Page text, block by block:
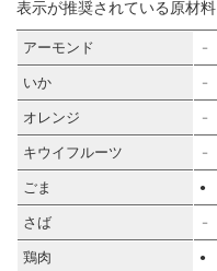
表示が推奨されている原材料
アーモンド －
いか －
オレンジ －
キウイフルーツ －
ごま ●
さば －
鶏肉 ●